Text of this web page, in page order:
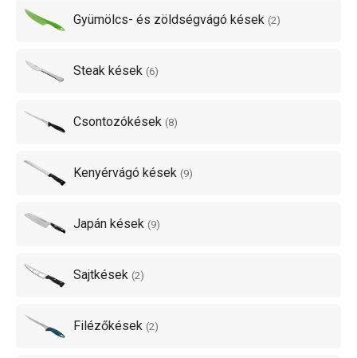
rozsdamentes acélból. Egyből beleszeretsz a kés
átdolgozott formájába, a kényelmes fogásába és a könnyű
aljában elfeledésre kerülni. A FEELWOOD kések 8
Gyümölcs- és zöldségvágó kések (2)
Steak kések (6)
Csontozókések (8)
Kenyérvágó kések (9)
Japán kések (9)
Sajtkések (2)
Filézőkések (2)